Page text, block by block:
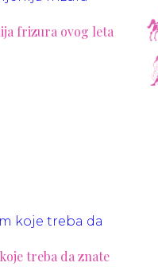
frizura ovog leta
treba da znate